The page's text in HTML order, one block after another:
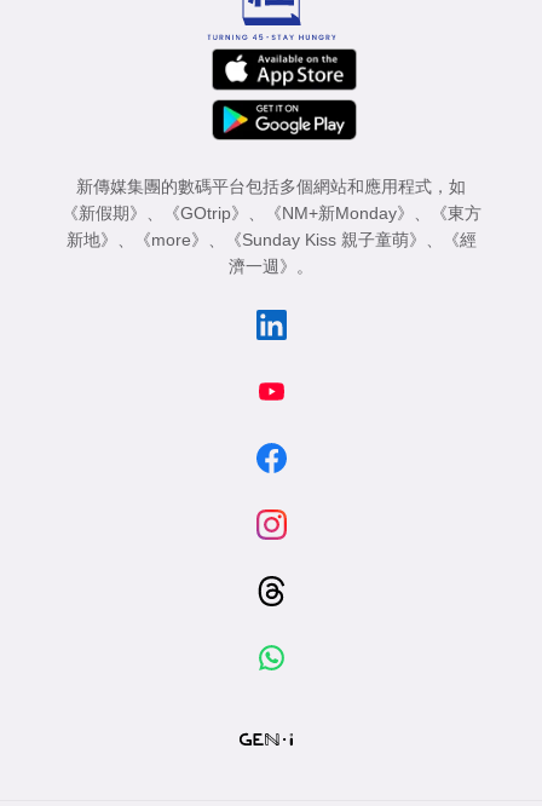
新傳媒集團的數碼平台包括多個網站和應用程式，如
《新假期》
《GOtrip》 《NM+新Monday》
《東方
新地》
《more》 《Sunday Kiss 親子童萌》
《經
濟一週》
。